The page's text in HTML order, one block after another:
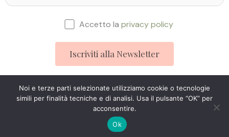
Accetto laprivacy policy
Studio Ingegneria Web © 2025
Noi e terze parti selezionate utilizziamo cookie o tecnologie
simili per finalità tecniche e di analisi. Usa il pulsante “OK” per
acconsentire.
Ok